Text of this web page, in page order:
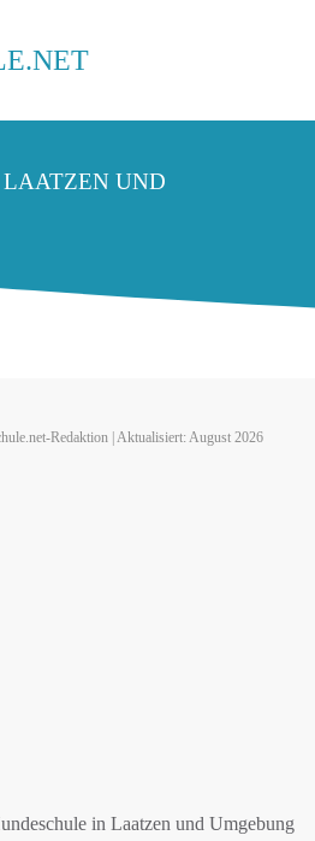
UND
Redaktion | Aktualisiert: August 2026
in Laatzen und Umgebung